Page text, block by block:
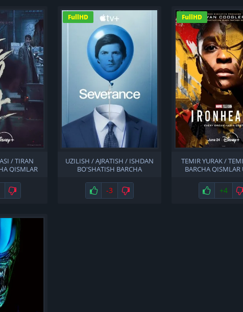
/ TIRAN
QISMLAR
Не нравится
FullHD
UZILISH / AJRATISH / ISHDAN
BO'SHATISH BARCHA
Нравится
-3 Не нравится
FullHD
TEMIR YURAK /
BARCHA QISMLAR
Нравится
+4